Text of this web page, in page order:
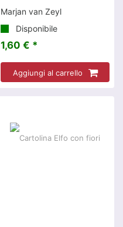
Marjan van Zeyl
Disponibile
1,60 € *
Aggiungi al carrello